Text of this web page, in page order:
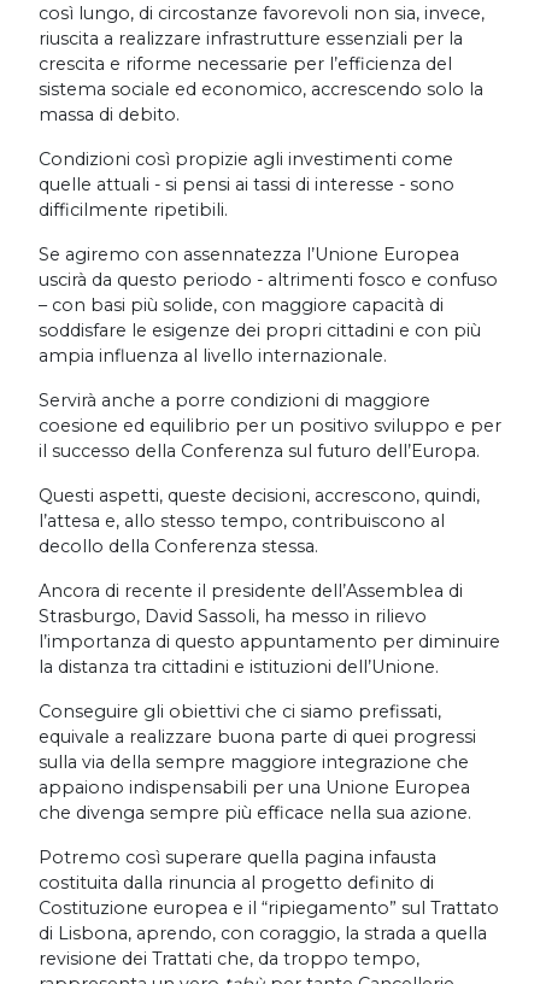
così lungo, di circostanze favorevoli non sia, invece,
riuscita a realizzare infrastrutture essenziali per la
crescita e riforme necessarie per l’efficienza del
sistema sociale ed economico, accrescendo solo la
massa di debito.
Condizioni così propizie agli investimenti come
quelle attuali - si pensi ai tassi di interesse - sono
difficilmente ripetibili.
Se agiremo con assennatezza l’Unione Europea
uscirà da questo periodo - altrimenti fosco e confuso
– con basi più solide, con maggiore capacità di
soddisfare le esigenze dei propri cittadini e con più
ampia influenza al livello internazionale.
Servirà anche a porre condizioni di maggiore
coesione ed equilibrio per un positivo sviluppo e per
il successo della Conferenza sul futuro dell’Europa.
Questi aspetti, queste decisioni, accrescono, quindi,
l’attesa e, allo stesso tempo, contribuiscono al
decollo della Conferenza stessa.
Ancora di recente il presidente dell’Assemblea di
Strasburgo, David Sassoli, ha messo in rilievo
l’importanza di questo appuntamento per diminuire
la distanza tra cittadini e istituzioni dell’Unione.
Conseguire gli obiettivi che ci siamo prefissati,
equivale a realizzare buona parte di quei progressi
sulla via della sempre maggiore integrazione che
appaiono indispensabili per una Unione Europea
che divenga sempre più efficace nella sua azione.
Potremo così superare quella pagina infausta
costituita dalla rinuncia al progetto definito di
Costituzione europea e il “ripiegamento” sul Trattato
di Lisbona, aprendo, con coraggio, la strada a quella
revisione dei Trattati che, da troppo tempo,